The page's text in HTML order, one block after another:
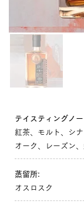
テイスティングノ
紅茶、モルト、シ
オーク、レーズン
蒸留所:
オスロスク